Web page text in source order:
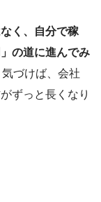
く、自分で稼
」の道に進んでみ
気づけば、会社
ずっと長くなり